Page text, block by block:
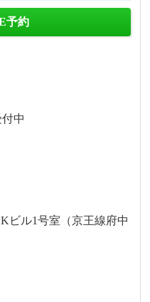
予約
中
ビル1号室（京王線府中